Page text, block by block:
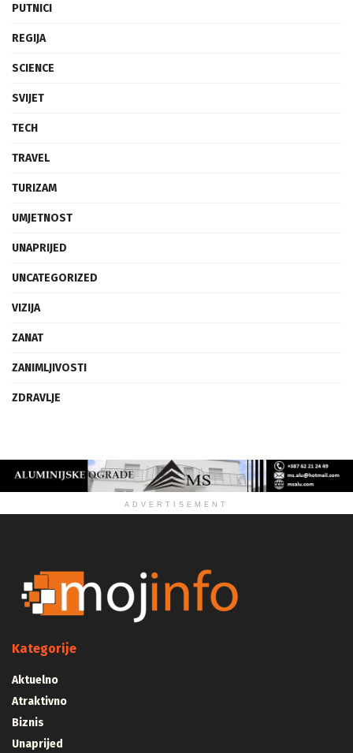
PUTNICI
REGIJA
SCIENCE
SVIJET
TECH
TRAVEL
TURIZAM
UMJETNOST
UNAPRIJED
UNCATEGORIZED
VIZIJA
ZANAT
ZANIMLJIVOSTI
ZDRAVLJE
ADVERTISEMENT
Kategorije
Aktuelno
Atraktivno
Biznis
Unaprijed